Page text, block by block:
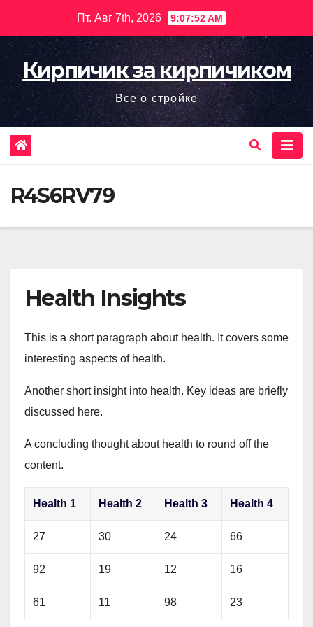
содержимому
Пт. Авг 7th, 2026 9:07:54 AM
Кирпичик за кирпичиком
Все о стройке
R4S6RV79
Health Insights
This is a short paragraph about health. It covers some
interesting aspects of health.
Another short insight into health. Key ideas are briefly
discussed here.
A concluding thought about health to round off the
content.
Health 1 Health 2 Health 3 Health 4
27 30 24 66
92 19 12 16
61 11 98 23